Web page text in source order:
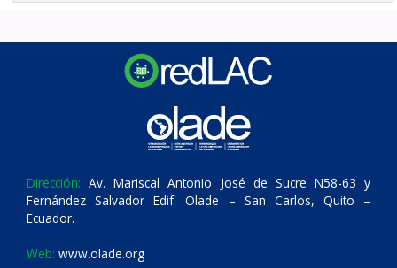
Dirección: Av. Mariscal Antonio José de Sucre N58-63 y
Fernández Salvador Edif. Olade – San Carlos, Quito –
Ecuador.
Web: www.olade.org